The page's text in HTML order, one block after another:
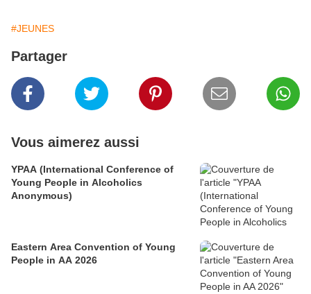
#JEUNES
Partager
Vous aimerez aussi
YPAA (International Conference of
Young People in Alcoholics
Anonymous)
Eastern Area Convention of Young
People in AA 2026